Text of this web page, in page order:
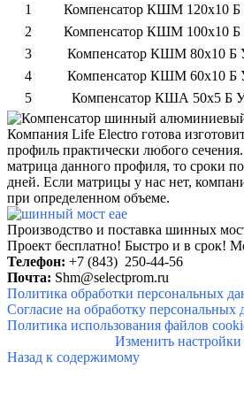
1 Компенсатор КШМ 120x10 Б
2
Компенсатор КШМ 100x10 Б
3
Компенсатор КШМ 80x10 Б
4
Компенсатор КШМ 60x10 Б
5
Компенсатор КША 50x5 Б
Компания Life Electro готова
профиль практически любого сечения.
матрица данного профиля, то сроки
дней. Если матрицы у нас нет,
при определенном объеме.
Производство и поставка шинных
Проект бесплатно! Быстро и в срок!
Телефон: +7 (843) 250-44-56
Почта: Shm@selectprom.ru
Политика обработки персональных
Согласие на обработку персональных
Политика использования файлов
Изменить настройки
Назад к содержимому